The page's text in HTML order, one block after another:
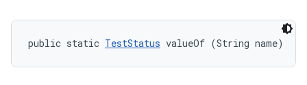
public static TestStatus valueOf (String name)